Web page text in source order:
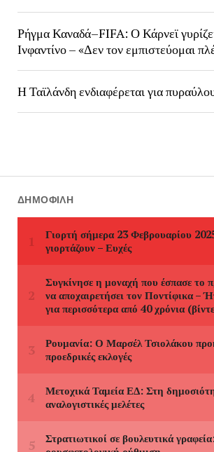
Ρήγμα Καναδά–FIFA: Ο Κάρνεϊ
Ινφαντίνο – «Δεν τον εμπιστεύομαι
Η Ταϊλάνδη ενδιαφέρεται για
ΔΗΜΟΦΙΛΉ